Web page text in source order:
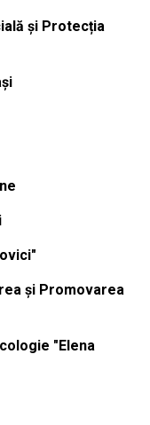
și Protecția
și Promovarea
"Elena